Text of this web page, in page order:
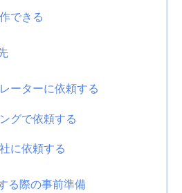
できる
ーターに依頼する
グで依頼する
に依頼する
る際の事前準備